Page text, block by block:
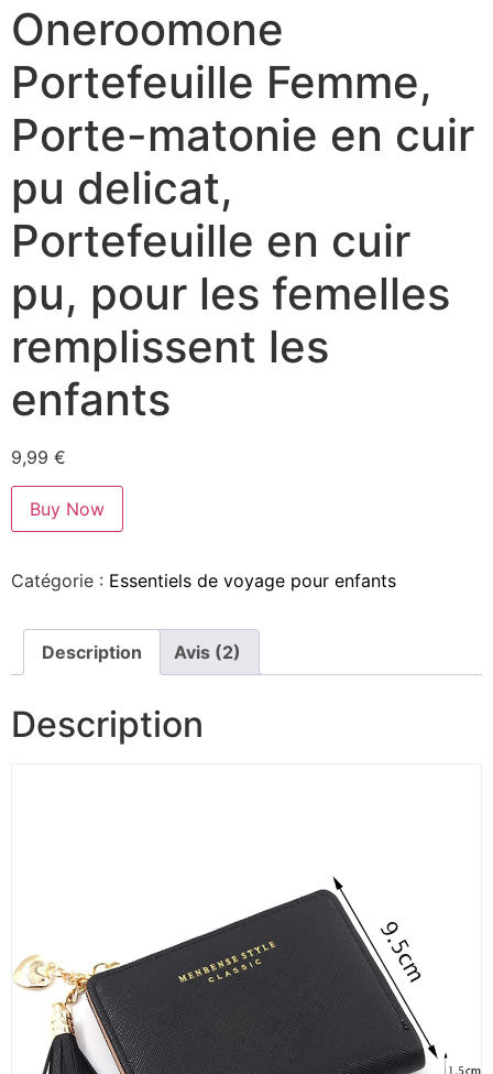
Oneroomone
Portefeuille Femme,
Porte-matonie en cuir
pu delicat,
Portefeuille en cuir
pu, pour les femelles
remplissent les
enfants
9,99 €
Buy Now
Catégorie : Essentiels de voyage pour enfants
Description Avis (2)
Description